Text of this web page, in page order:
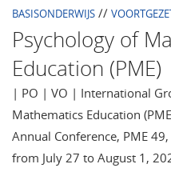
BASISONDERWIJS //
Psychology of
Education (PME)
| PO | VO | International
Mathematics Education
Annual Conference, PME
from July 27 to August 1,